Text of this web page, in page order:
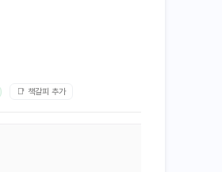
📑 책갈피 추가